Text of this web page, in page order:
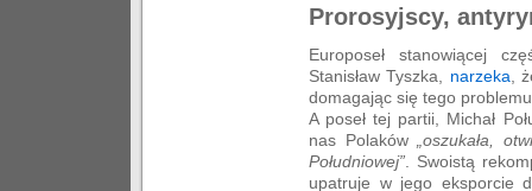
Prorosyjscy,
Europoseł stanowiącej
Stanisław Tyszka, narzeka ,
domagając się tego
A poseł tej partii, Michał
nas Polaków
„oszukała,
Południowej” . Swoistą
upatruje w jego eksporcie